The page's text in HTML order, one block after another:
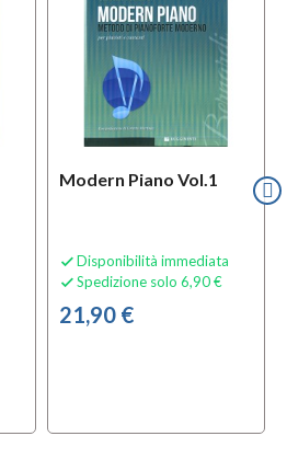
Modern Piano Vol.1
 Disponibilità immediata
 Spedizione solo 6,90 €
21,90 €